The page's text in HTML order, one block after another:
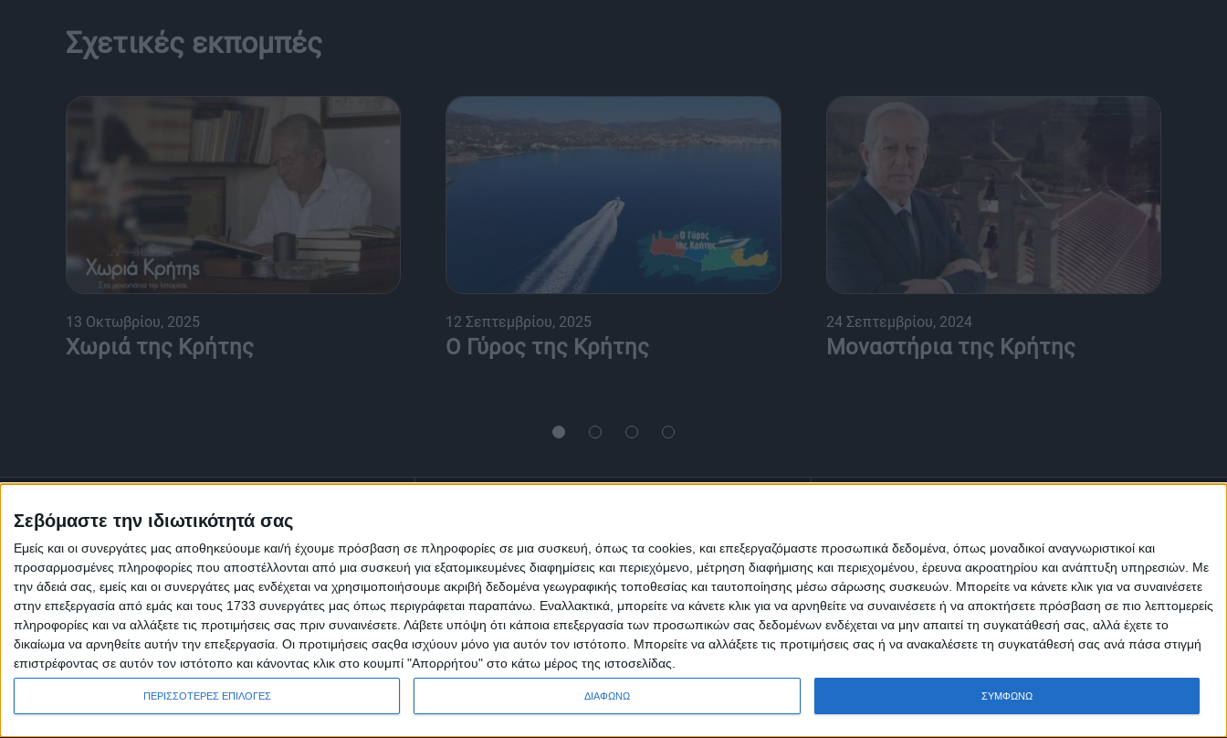
Σεβόμαστε την ιδιωτικότητά σας
Εμείς και οι συνεργάτες μας αποθηκεύουμε και/ή έχουμε πρόσβαση σε πληροφορίες σε μια συσκευή, όπως τα cookies, και επεξεργαζόμαστε προσωπικά δεδομένα, όπως μοναδικοί αναγνωριστικοί και
προσαρμοσμένες πληροφορίες που αποστέλλονται από μια συσκευή για εξατομικευμένες διαφημίσεις και περιεχόμενο, μέτρηση διαφήμισης και περιεχομένου, έρευνα ακροατηρίου και ανάπτυξη υπηρεσιών. Με
την άδειά σας, εμείς και οι συνεργάτες μας ενδέχεται να χρησιμοποιήσουμε ακριβή δεδομένα γεωγραφικής τοποθεσίας και ταυτοποίησης μέσω σάρωσης συσκευών. Μπορείτε να κάνετε κλικ για να συναινέσετε
στην επεξεργασία από εμάς και τους 1733 συνεργάτες μας όπως περιγράφεται παραπάνω. Εναλλακτικά, μπορείτε να κάνετε κλικ για να αρνηθείτε να συναινέσετε ή να αποκτήσετε πρόσβαση σε πιο λεπτομερείς
πληροφορίες και να αλλάξετε τις προτιμήσεις σας πριν συναινέσετε. Λάβετε υπόψη ότι κάποια επεξεργασία των προσωπικών σας δεδομένων ενδέχεται να μην απαιτεί τη συγκατάθεσή σας, αλλά έχετε το
δικαίωμα να αρνηθείτε αυτήν την επεξεργασία. Οι προτιμήσεις σαςθα ισχύουν μόνο για αυτόν τον ιστότοπο. Μπορείτε να αλλάξετε τις προτιμήσεις σας ή να ανακαλέσετε τη συγκατάθεσή σας ανά πάσα στιγμή
επιστρέφοντας σε αυτόν τον ιστότοπο και κάνοντας κλικ στο κουμπί "Απορρήτου" στο κάτω μέρος της ιστοσελίδας.
ΠΕΡΙΣΣΟΤΕΡΕΣ ΕΠΙΛΟΓΕΣ ΔΙΑΦΩΝΩ ΣΥΜΦΩΝΩ
Σχετικές εκπομπές
13 Οκτωβρίου, 2025
Χωριά της Κρήτης
12 Σεπτεμβρίου, 2025
O Γύρος της Κρήτης
24 Σεπτεμβρίου, 2024
Μοναστήρια της Κρήτης
Classics Επικοινωνία H Eταιρεία
Trailers
Μ.Η.Τ.
242814